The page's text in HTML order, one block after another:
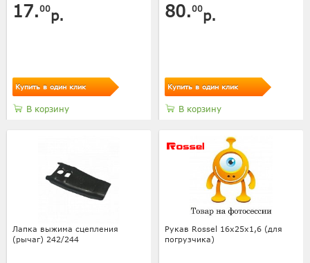
17.00р.
Купить в один клик
В корзину
80.00р.
Купить в один клик
В корзину
Лапка выжима сцепления
(рычаг) 242/244
Рукав Rossel 16х25х1,6 (для
погрузчика)